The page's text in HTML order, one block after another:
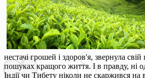
нестачі грошей і здоров'я, звернула
пошуках кращого життя. І в правду, ні
Індії чи Тибету ніколи не скаржився